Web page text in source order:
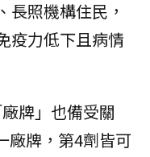
長照機構住民，
疫力低下且病情
牌」也備受關
廠牌，第4劑皆可